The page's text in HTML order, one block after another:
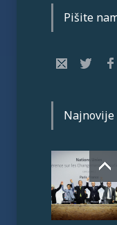
Pišite
Najnovije